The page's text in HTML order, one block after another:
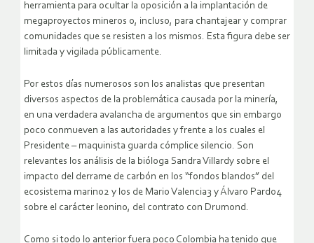
herramienta para ocultar la oposición a la implantación de
megaproyectos mineros o, incluso, para chantajear y comprar
comunidades que se resisten a los mismos. Esta figura debe ser
limitada y vigilada públicamente.
Por estos días numerosos son los analistas que presentan
diversos aspectos de la problemática causada por la minería,
en una verdadera avalancha de argumentos que sin embargo
poco conmueven a las autoridades y frente a los cuales el
Presidente – maquinista guarda cómplice silencio. Son
relevantes los análisis de la bióloga Sandra Villardy sobre el
impacto del derrame de carbón en los “fondos blandos” del
ecosistema marino2 y los de Mario Valencia3 y Álvaro Pardo4
sobre el carácter leonino, del contrato con Drumond.
Como si todo lo anterior fuera poco Colombia ha tenido que